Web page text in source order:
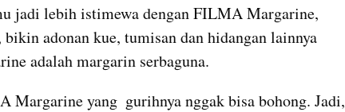
jadi lebih istimewa dengan FILMA Margarine,
adonan kue, tumisan dan hidangan lainnya
adalah margarin serbaguna.
Margarine yang  gurihnya nggak bisa bohong. Jadi,